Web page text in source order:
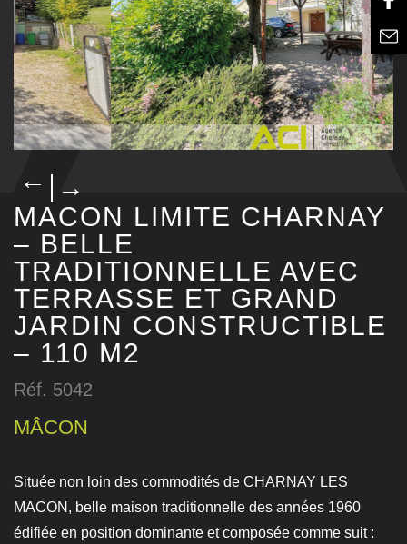
→
→
MACON LIMITE CHARNAY
– BELLE
TRADITIONNELLE AVEC
TERRASSE ET GRAND
JARDIN CONSTRUCTIBLE
– 110 M2
Réf. 5042
MÂCON
Située non loin des commodités de CHARNAY LES
MACON, belle maison traditionnelle des années 1960
édifiée en position dominante et composée comme suit :